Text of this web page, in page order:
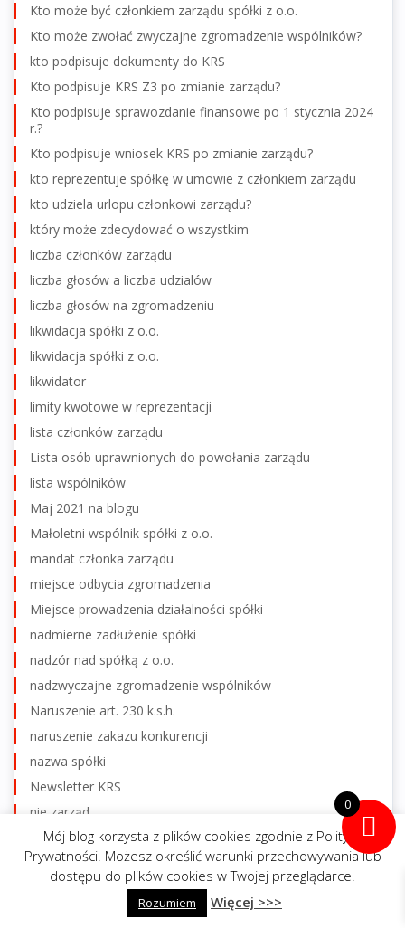
Kto może być członkiem zarządu spółki z o.o.
Kto może zwołać zwyczajne zgromadzenie wspólników?
kto podpisuje dokumenty do KRS
Kto podpisuje KRS Z3 po zmianie zarządu?
Kto podpisuje sprawozdanie finansowe po 1 stycznia 2024
r.?
Kto podpisuje wniosek KRS po zmianie zarządu?
kto reprezentuje spółkę w umowie z członkiem zarządu
kto udziela urlopu członkowi zarządu?
który może zdecydować o wszystkim
liczba członków zarządu
liczba głosów a liczba udzialów
liczba głosów na zgromadzeniu
likwidacja spółki z o.o.
likwidacja spółki z o.o.
likwidator
limity kwotowe w reprezentacji
lista członków zarządu
Lista osób uprawnionych do powołania zarządu
lista wspólników
Maj 2021 na blogu
Małoletni wspólnik spółki z o.o.
mandat członka zarządu
miejsce odbycia zgromadzenia
Miejsce prowadzenia działalności spółki
nadmierne zadłużenie spółki
nadzór nad spółką z o.o.
nadzwyczajne zgromadzenie wspólników
Naruszenie art. 230 k.s.h.
naruszenie zakazu konkurencji
nazwa spółki
Newsletter KRS
nie zarząd
niemal jedyny wspólnik
Niemal jedyny wspólnik spółki z o.o.
Nieruchomość rolna a sprzedaż udziałów
nieważność uchwały
napisz do mnie
Mój blog korzysta z plików cookies zgodnie z Polityką
Prywatności. Możesz określić warunki przechowywania lub
dostępu do plików cookies w Twojej przeglądarce.
Rozumiem Więcej >>>
0